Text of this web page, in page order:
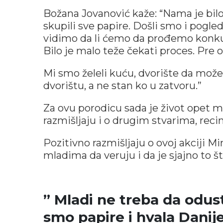
Božana Jovanović kaže: “Nama je
skupili sve papire. Došli smo i
vidimo da li ćemo da prođemo
Bilo je malo teže čekati proces. Pre
Mi smo želeli kuću, dvorište da
dvorištu, a ne stan ko u zatvoru.”
Za ovu porodicu sada je život opet
razmišljaju i o drugim stvarima,
Pozitivno razmišljaju o ovoj akciji
mladima da veruju i da je sjajno to
” Mladi ne treba da
smo papire i hvala